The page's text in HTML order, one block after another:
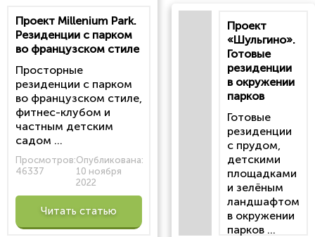
Проект Millenium Park.
Резиденции с парком
во французском стиле
Просторные
резиденции с парком
во французском стиле,
фитнес-клубом и
частным детским
садом ...
Просмотров:
46337
Опубликована:
10 ноября
2022
Читать статью
статью
Проект
«Шульгино».
Готовые
резиденции
в окружении
парков
Готовые
резиденции
с прудом,
детскими
площадками
и зелёным
ландшафтом
в окружении
парков ...